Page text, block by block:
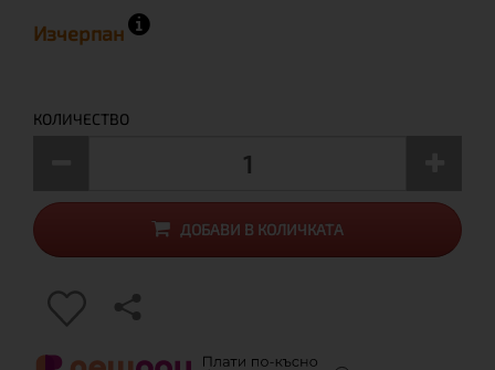
Изчерпан
КОЛИЧЕСТВО
ДОБАВИ В КОЛИЧКАТА